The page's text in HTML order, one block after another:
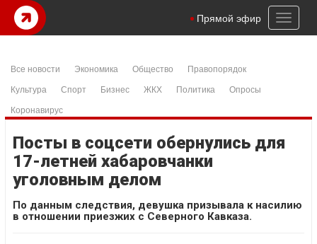
Toggle
Прямой эфир
Все новости Экономика Общество
Правопорядок
Культура
Спорт Бизнес ЖКХ Политика
Опросы
Коронавирус
Посты в соцсети обернулись для
17-летней хабаровчанки
уголовным делом
По данным следствия, девушка призывала к насилию
в отношении приезжих с Северного Кавказа.